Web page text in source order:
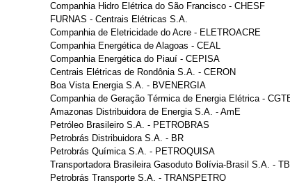
Companhia Hidro Elétrica do São Francisco - CHESF
FURNAS - Centrais Elétricas S.A.
Companhia de Eletricidade do Acre - ELETROACRE
Companhia Energética de Alagoas - CEAL
Companhia Energética do Piauí - CEPISA
Centrais Elétricas de Rondônia S.A. - CERON
Boa Vista Energia S.A. - BVENERGIA
Companhia de Geração Térmica de Energia Elétrica -
Amazonas Distribuidora de Energia S.A. - AmE
Petróleo Brasileiro S.A. - PETROBRAS
Petrobrás Distribuidora S.A. - BR
Petrobrás Química S.A. - PETROQUISA
Transportadora Brasileira Gasoduto Bolívia-Brasil S.A. -
Petrobrás Transporte S.A. - TRANSPETRO